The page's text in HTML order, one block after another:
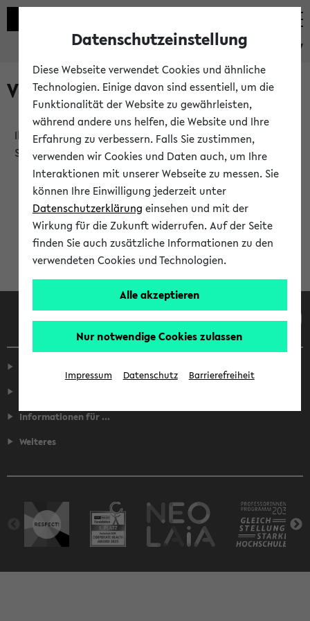
eKVV
Verlauf
Ihr Verlauf ist leer. Er wird sich im Verlauf Ihrer eKVV
Sitzung füllen.
Informationen für ...
Weiteres
Datenschutzeinstellung
Diese Webseite verwendet Cookies und ähnliche
Technologien. Einige davon sind essentiell, um die
Funktionalität der Website zu gewährleisten,
während andere uns helfen, die Website und Ihre
Erfahrung zu verbessern. Falls Sie zustimmen,
verwenden wir Cookies und Daten auch, um Ihre
Interaktionen mit unserer Webseite zu messen. Sie
können Ihre Einwilligung jederzeit unter
Datenschutzerklärung einsehen und mit der
Wirkung für die Zukunft widerrufen. Auf der Seite
finden Sie auch zusätzliche Informationen zu den
verwendeten Cookies und Technologien.
Alle akzeptieren
Nur notwendige Cookies zulassen
Impressum Datenschutz Barrierefreiheit